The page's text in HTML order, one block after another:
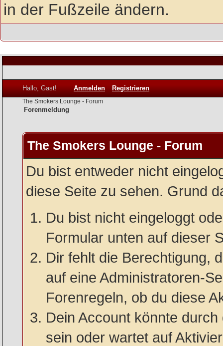
in der Fußzeile ändern.
Hallo, Gast! Anmelden Registrieren
The Smokers Lounge - Forum
Forenmeldung
The Smokers Lounge - Forum
Du bist entweder nicht
diese Seite zu sehen. Grund
Du bist nicht eingeloggt
Formular unten auf dieser
Dir fehlt die Berechtigung,
auf eine Administratoren-
Forenregeln, ob du diese
Dein Account könnte
sein oder wartet auf